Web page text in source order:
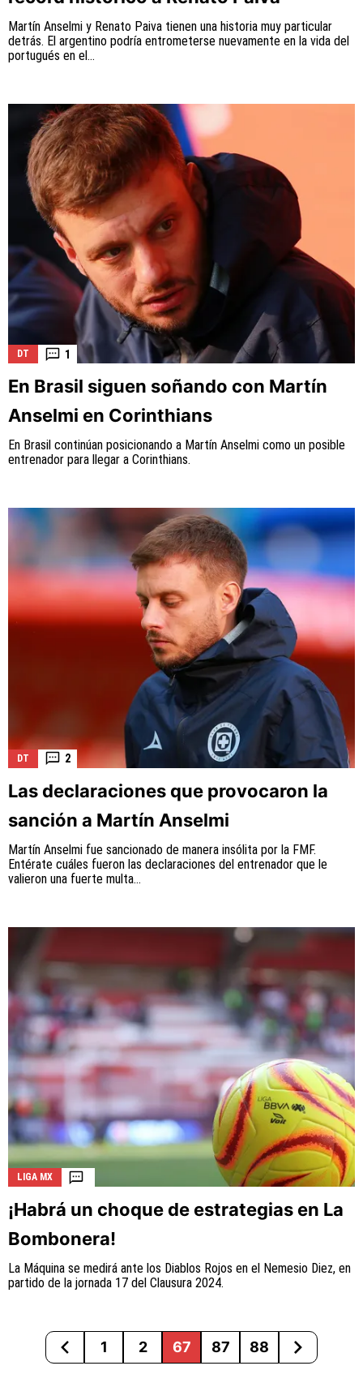
Martín Anselmi y Renato Paiva tienen una historia muy particular
detrás. El argentino podría entrometerse nuevamente en la vida del
portugués en el...
DT 1
En Brasil siguen soñando con Martín
Anselmi en Corinthians
En Brasil continúan posicionando a Martín Anselmi como un posible
entrenador para llegar a Corinthians.
DT 2
Las declaraciones que provocaron la
sanción a Martín Anselmi
Martín Anselmi fue sancionado de manera insólita por la FMF.
Entérate cuáles fueron las declaraciones del entrenador que le
valieron una fuerte multa...
LIGA MX
¡Habrá un choque de estrategias en La
Bombonera!
La Máquina se medirá ante los Diablos Rojos en el Nemesio Diez, en
partido de la jornada 17 del Clausura 2024.
1 2 67 87 88